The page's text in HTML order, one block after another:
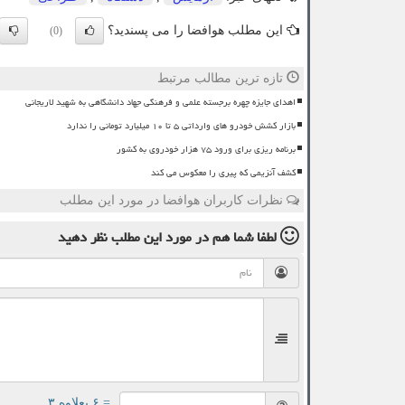
این مطلب هوافضا را می پسندید؟ (0)
تازه ترین مطالب مرتبط
اهدای جایزه چهره برجسته علمی و فرهنگی جهاد دانشگاهی به شهید لاریجانی
بازار کشش خودرو های وارداتی ۵ تا ۱۰ میلیارد تومانی را ندارد
برنامه ریزی برای ورود ۷۵ هزار خودروی به کشور
کشف آنزیمی که پیری را معکوس می کند
نظرات کاربران هوافضا در مورد این مطلب
لطفا شما همدر مورد این مطلبنظر دهید